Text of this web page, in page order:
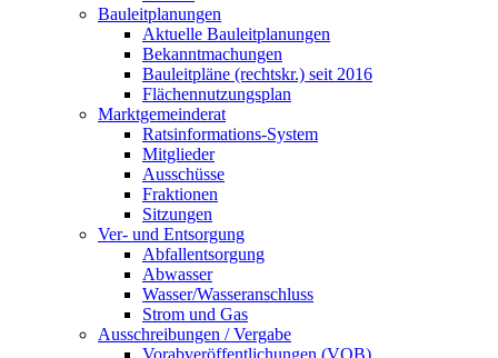
Bauleitplanungen
Aktuelle Bauleitplanungen
Bekanntmachungen
Bauleitpläne (rechtskr.) seit 2016
Flächennutzungsplan
Marktgemeinderat
Ratsinformations-System
Mitglieder
Ausschüsse
Fraktionen
Sitzungen
Ver- und Entsorgung
Abfallentsorgung
Abwasser
Wasser/Wasseranschluss
Strom und Gas
Ausschreibungen / Vergabe
Vorabveröffentlichungen (VOB)